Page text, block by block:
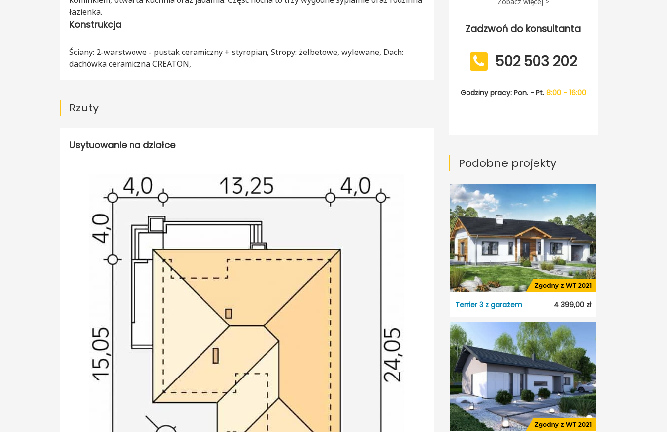
łazienka.
Konstrukcja
Ściany: 2-warstwowe - pustak ceramiczny + styropian, Stropy: żelbetowe, wylewane, Dach:
dachówka ceramiczna CREATON,
Rzuty
Usytuowanie na działce
Zadzwoń do konsultanta
502 503 202
Godziny pracy: Pon. - Pt. 8:00 - 16:00
Podobne projekty
Terrier 3 z garażem 4 399,00 zł
Terrier 3 z garażem
Dostępność:
5 dni roboczych
Styl:
Nowoczesny
Typ projektu:
Wolnostojący
Garaż:
Jednostanowiskowy
Dach:
Dwuspadowy
Odbicie lustrzane:
Tak